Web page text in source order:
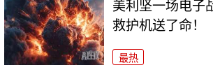
美利坚一场电子
救护机送了命！
最热